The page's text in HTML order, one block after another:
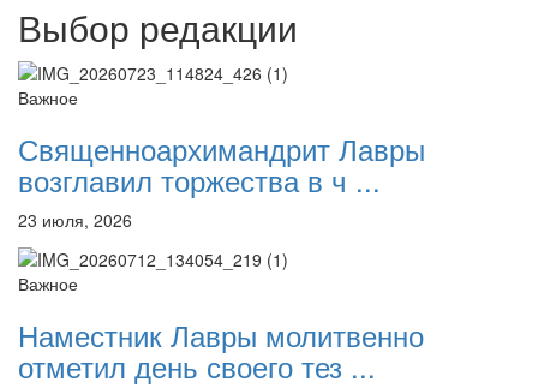
Выбор редакции
Важное
Священноархимандрит Лавры
возглавил торжества в ч ...
23 июля, 2026
Важное
Наместник Лавры молитвенно
отметил день своего тез ...